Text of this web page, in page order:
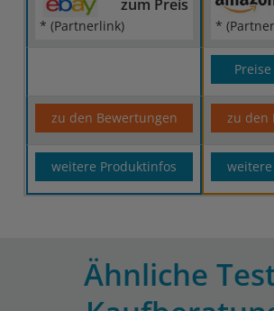
zum Preis
* (Partnerlink) *
zu den Bewertungen zu den
weitere Produktinfos
Ähnliche